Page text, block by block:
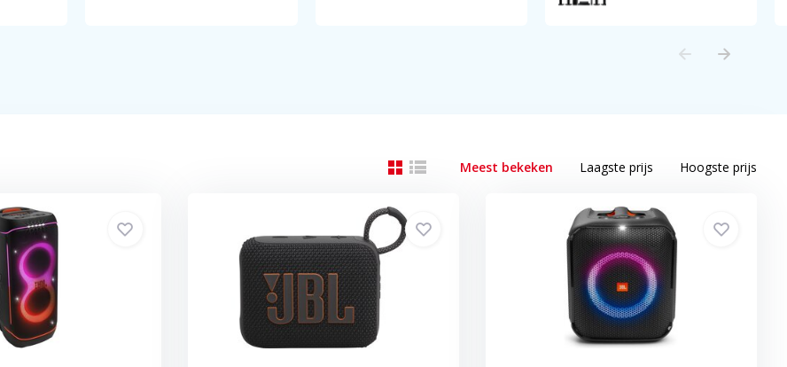
Meest bekeken Laagste prijs Hoogste prijs